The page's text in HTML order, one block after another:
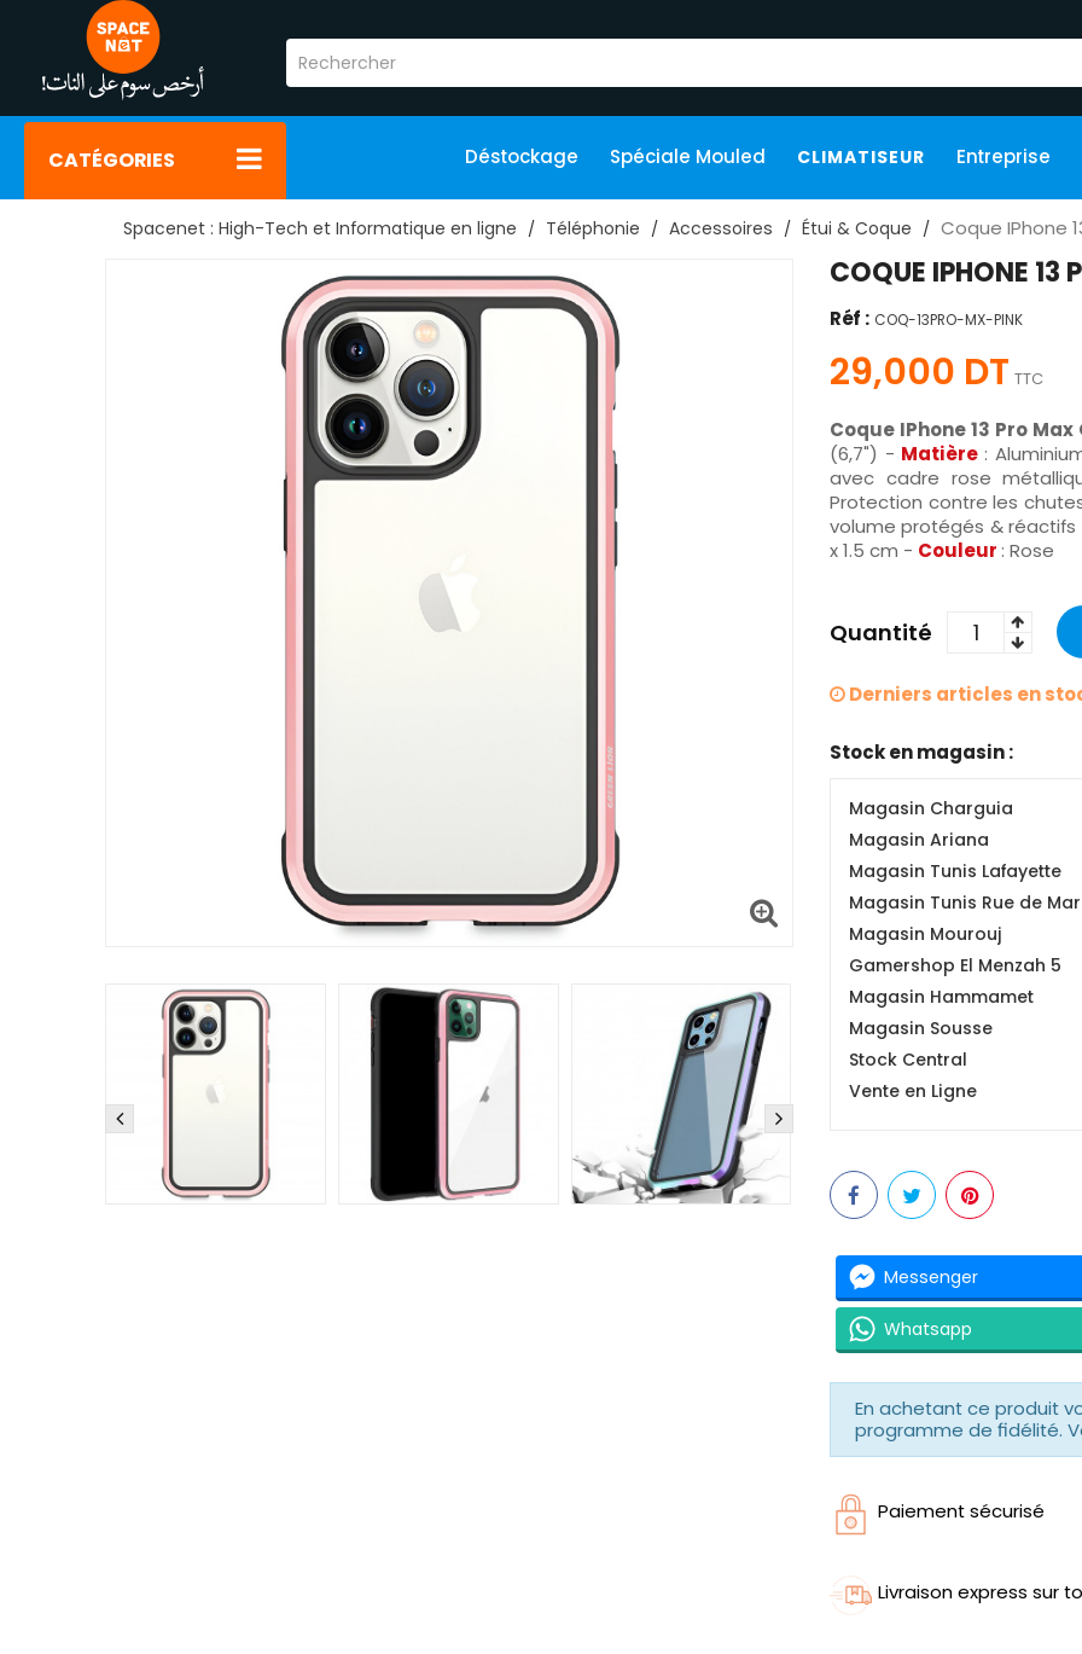
CATÉGORIES Déstockage Spéciale Mouled CLIMATISEUR Entreprise
Spacenet : High-Tech et Informatique en ligne Téléphonie Accessoires Étui & Coque Coque IPhone
COQUE IPHONE 13
Réf : COQ-13PRO-MX-PINK
29,000 DT TTC
Coque IPhone 13 Pro
(6,7") - Matière :
avec cadre rose
Protection contre les
volume protégés & réactifs
x 1.5 cm - Couleur : Rose
Quantité
Derniers articles en
Stock en magasin :
Magasin Charguia
Magasin Ariana
Magasin Tunis Lafayette
Magasin Tunis Rue de
Magasin Mourouj
Gamershop El Menzah 5
Magasin Hammamet
Magasin Sousse
Stock Central
Vente en Ligne
Messenger
Whatsapp
En achetant ce produit
programme de fidélité.
Paiement sécurisé
Livraison express sur